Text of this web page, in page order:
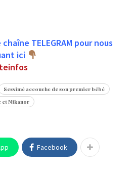
TELEGRAM pour nous
ici
Sessimè accouche de son premier bébé
et Nikanor
Facebook